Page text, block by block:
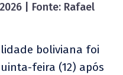
| Fonte: Rafael
boliviana foi
feira (12) após